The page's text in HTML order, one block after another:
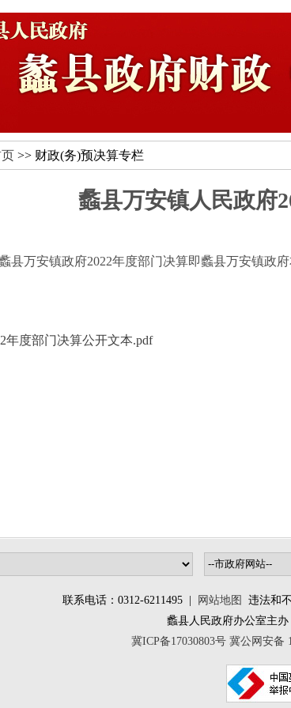
>> 财政(务)预决算专栏
蠡县万安镇人民政府
县万安镇政府2022年度部门决算即蠡县万安镇政府
年度部门决算公开文本.pdf
联系电话：0312-6211495 | 网站地图
违法和
蠡县人民政府办公室主
冀ICP备17030803号 冀公网安备